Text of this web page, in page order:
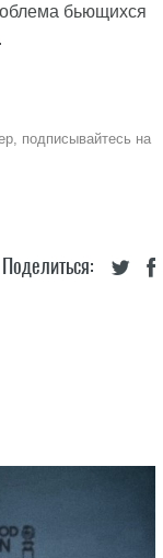
бьющихся
подписывайтесь на
Поделиться: